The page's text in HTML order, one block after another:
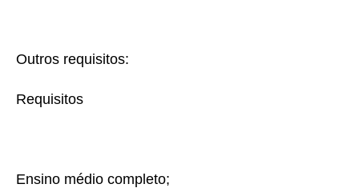
Outros requisitos:
Requisitos
Ensino médio completo;